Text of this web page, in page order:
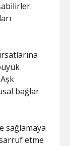
bağlar
sağlamaya
etme